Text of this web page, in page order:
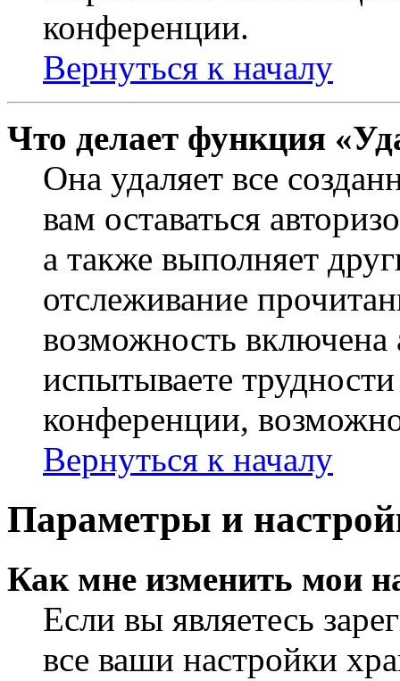
конференции.
Вернуться к началу
Что делает функция
Она удаляет все
вам оставаться
а также выполняет
отслеживание
возможность
испытываете
конференции,
Вернуться к началу
Параметры и
Как мне изменить мои
Если вы являетесь
все ваши настройки